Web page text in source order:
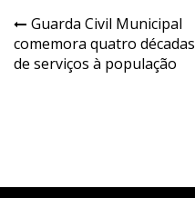
Navegação
de
Guarda Civil Municipal
comemora quatro décadas
de serviços à população